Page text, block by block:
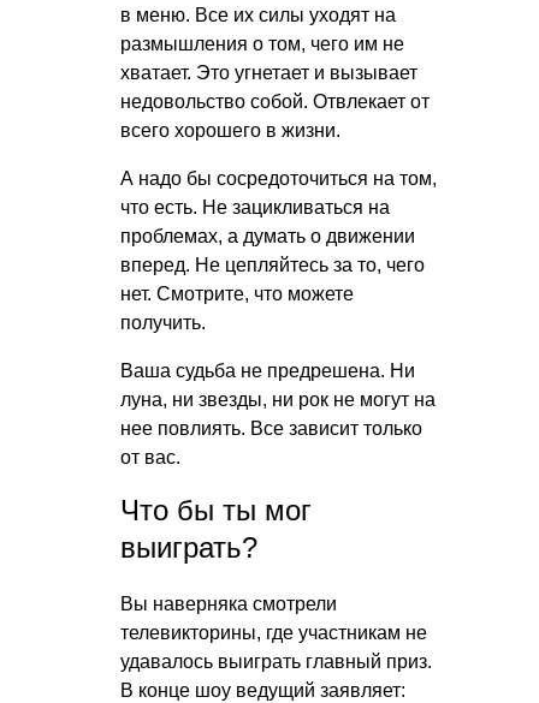
в меню. Все их силы уходят на
размышления о том, чего им не
хватает. Это угнетает и вызывает
недовольство собой. Отвлекает от
всего хорошего в жизни.
А надо бы сосредоточиться на том,
что есть. Не зацикливаться на
проблемах, а думать о движении
вперед. Не цепляйтесь за то, чего
нет. Смотрите, что можете
получить.
Ваша судьба не предрешена. Ни
луна, ни звезды, ни рок не могут на
нее повлиять. Все зависит только
от вас.
Что бы ты мог
выиграть?
Вы наверняка смотрели
телевикторины, где участникам не
удавалось выиграть главный приз.
В конце шоу ведущий заявляет: